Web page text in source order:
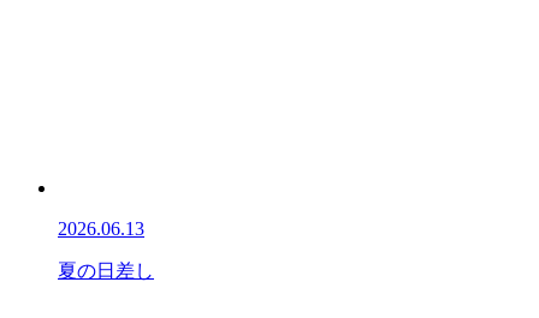
2026.06.13
夏の日差し